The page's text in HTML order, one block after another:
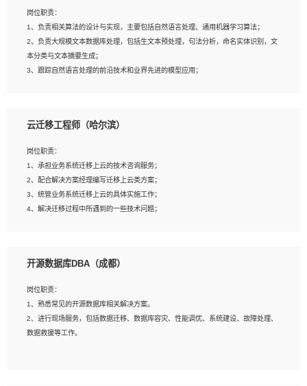
3、熟悉数据库开发，熟悉Mysql、Oracle、MongoDb数据库应用开发其中一种；
4、熟悉Python Wed框架（Django/Flask...）代码能力优秀，熟悉编码规范和具备
良好的文档编写能力）；
5、沟通表达能力强，具备团队协作能力。
岗位职责：
1、负责相关算法的设计与实现，主要包括自然语言处理、通用机器学习算法；
2、负责大规模文本数据库处理，包括生文本预处理，句法分析，命名实体识别，文
本分类与文本摘要生成；
3、跟踪自然语言处理的前沿技术和业界先进的模型应用；
岗位要求：
2、熟悉tensorflow，keras，pytorch等常规深度学习框架，快速根据客户需求实现
有效的模型；
3、熟悉掌握至少一种编程语言，如：Python，Java；
4、 熟悉NLP相关算法与实现；
5、至少有一次及以上问答系统的项目实践，熟悉问答系统全流程开发者优先；
云迁移工程师（哈尔滨）
岗位职责：
1、承担业务系统迁移上云的技术咨询服务；
2、配合解决方案经理编写迁移上云类方案；
3、统管业务系统迁移上云的具体实施工作；
4、解决迁移过程中所遇到的一些技术问题；
1、专科及以上学历，三年以上工作经验，计算机等相关专业；
3、熟悉常见操作系统、存储、网络、 IO 等相关原理；
4、具有迁移工具实操经验，具备P2V、V2V迁移能力；
5、熟练华为、VMware虚拟化、云计算及云存储技术；
6、熟悉主流数据库、应用服务器、中间件部署架构和运维方法；
开源数据库DBA（成都）
岗位职责：
1、熟悉常见的开源数据库相关解决方案。
2、进行现场服务，包括数据迁移、数据库容灾、性能调优、系统建设、故障处理、
数据救援等工作。